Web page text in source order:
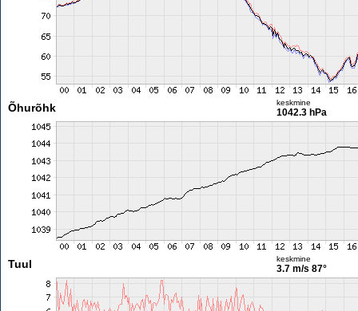
Õhurõhk keskmine
1042.3 hPa
Tuul keskmine
3.7 m/s 87°